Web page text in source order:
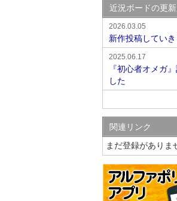
近況ボードの更
2026.03.05
新作投稿してい
2025.06.17
『初心者オメガ
した
関連リンク
まだ登録がありま